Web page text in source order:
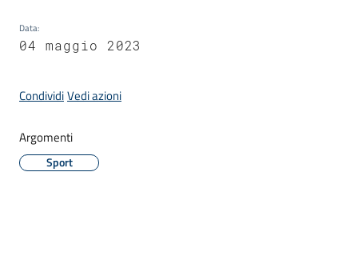
Novità
Servizi
Data:
04 maggio 2023
CondividiVedi azioni
Argomenti
Sport